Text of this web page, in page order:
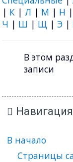
| К |Л | М | Н
Ч | Ш | Щ |Э |
В этом
записи
Навигация
В начало
Страницы